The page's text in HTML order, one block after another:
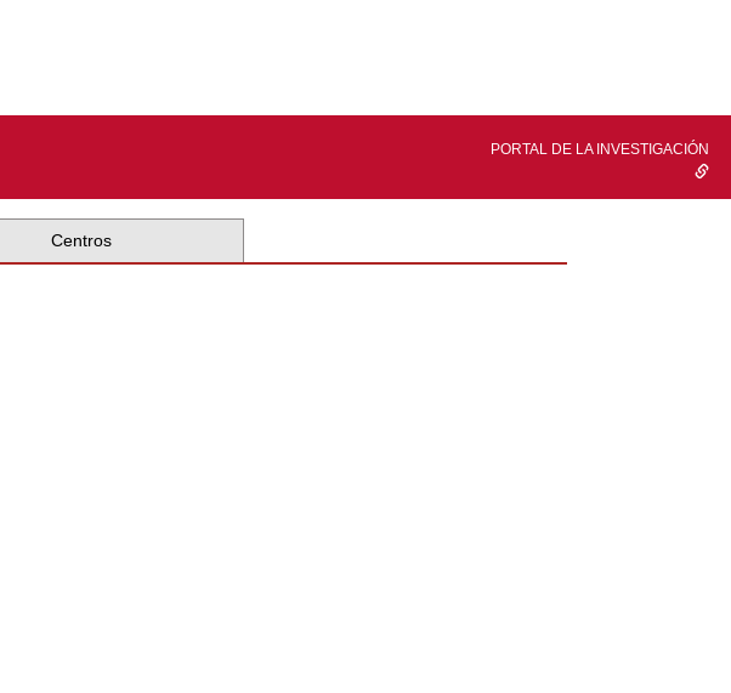
PORTAL DE LA INVESTIGACIÓN
Centros